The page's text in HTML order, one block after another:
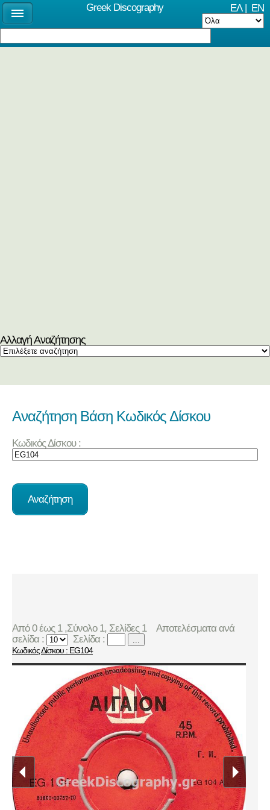
ΕΛ| EN
Αλλαγή Αναζήτησης
Αναζήτηση Βάση Κωδικός Δίσκου
Κωδικός Δίσκου :
Από 0 έως 1 ,Σύνολο 1, Σελίδες 1
Αποτελέσματα ανά
σελίδα :
Σελίδα : ...
Κωδικός Δίσκου : EG104
Greek Discography